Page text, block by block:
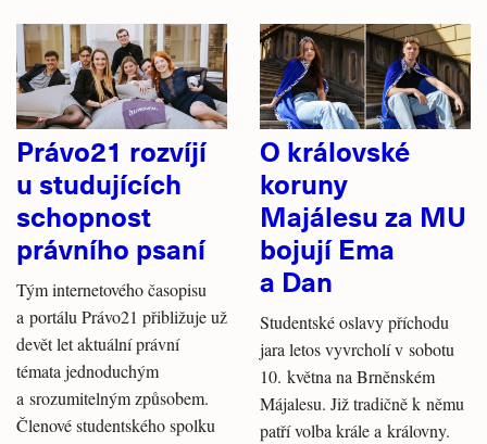
Právo21 rozvíjí
u studujících
schopnost
právního psaní
Tým internetového časopisu
a portálu Právo21 přibližuje už
devět let aktuální právní
témata jednoduchým
a srozumitelným způsobem.
Členové studentského spolku
O královské
koruny
Majálesu za MU
bojují Ema
a Dan
Studentské oslavy příchodu
jara letos vyvrcholí v sobotu
10. května na Brněnském
Májalesu. Již tradičně k němu
patří volba krále a královny.